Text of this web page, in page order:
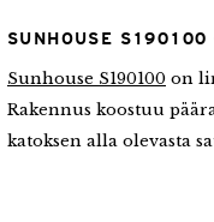
SUNHOUSE S190100
Sunhouse S190100 on
Rakennus koostuu
katoksen alla olevasta